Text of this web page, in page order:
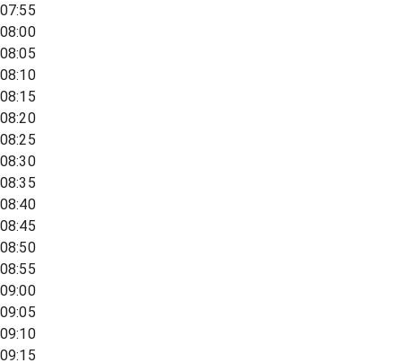
07:55
08:00
08:05
08:10
08:15
08:20
08:25
08:30
08:35
08:40
08:45
08:50
08:55
09:00
09:05
09:10
09:15